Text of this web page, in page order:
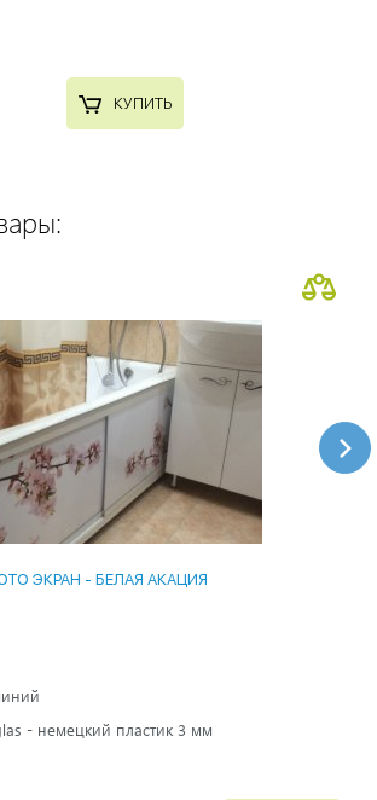
КУПИТЬ
ЭКРАН - БЕЛАЯ АКАЦИЯ
- немецкий пластик 3 мм